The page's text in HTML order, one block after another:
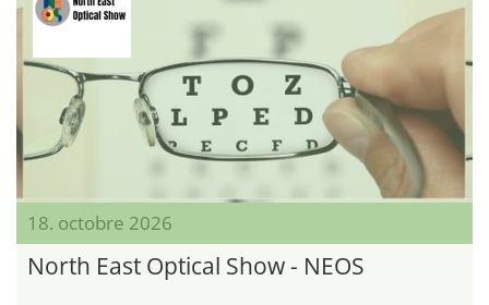
18. octobre 2026
North East Optical Show - NEOS